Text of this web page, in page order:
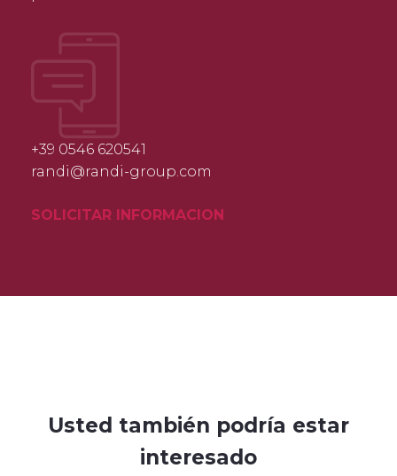
+39 0546 620541
randi@randi-group.com
SOLICITAR INFORMACION
Usted también podría estar
interesado